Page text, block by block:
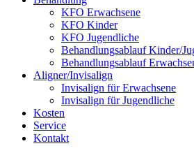
KFO Erwachsene
KFO Kinder
KFO Jugendliche
Behandlungsablauf Kinder/
Behandlungsablauf
Aligner/Invisalign
Invisalign für Erwachsene
Invisalign für Jugendliche
Kosten
Service
Kontakt